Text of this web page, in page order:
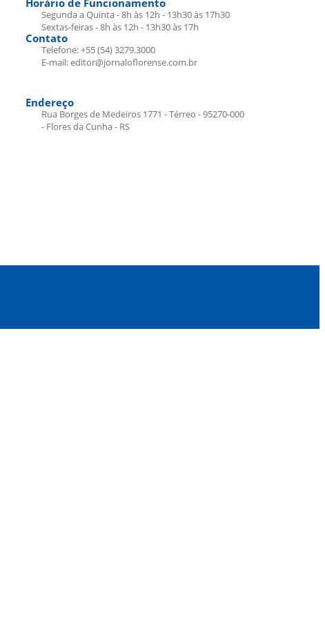
Horário de Funcionamento
Segunda a Quinta - 8h às 12h - 13h30 às 17h30
Sextas-feiras - 8h às 12h - 13h30 às 17h
Contato
Telefone: +55 (54) 3279.3000
E-mail: editor@jornaloflorense.com.br
Endereço
Rua Borges de Medeiros 1771 - Térreo - 95270-000
- Flores da Cunha - RS